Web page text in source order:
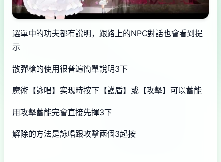
選單中的功夫都有說明，跟路上的NPC對話也會看到提
示
散彈槍的使用很普遍簡單說明3下
魔術【詠唱】实现時按下【護盾】或【攻擊】可以蓄能
用攻擊蓄能完會直接先揮3下
解除的方法是詠唱跟攻擊兩個3起按